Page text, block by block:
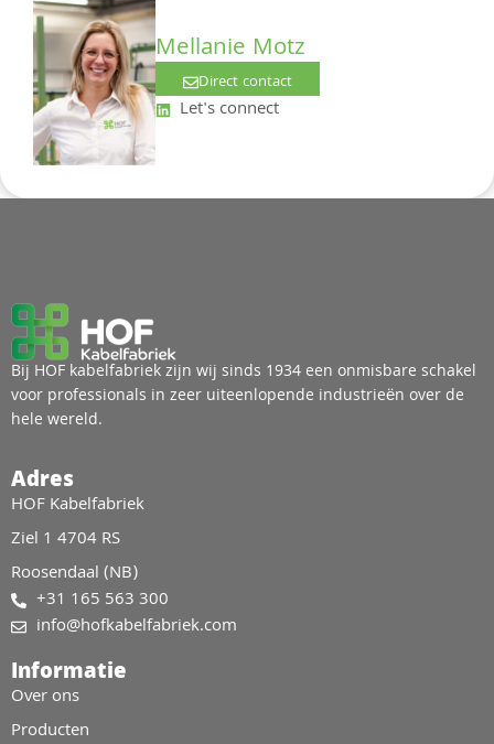
Mellanie Motz
Direct contact
Let's connect
Bij HOF kabelfabriek zijn wij sinds 1934 een onmisbare schakel
voor professionals in zeer uiteenlopende industrieën over de
hele wereld.
Adres
HOF Kabelfabriek
Ziel 1 4704 RS
Roosendaal (NB)
+31 165 563 300
info@hofkabelfabriek.com
Informatie
Over ons
Producten